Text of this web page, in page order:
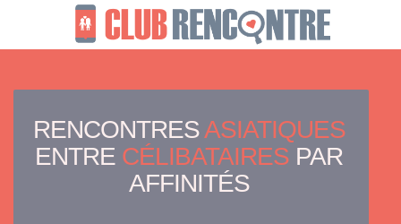
RENCONTRESASIATIQUES
ENTRE CÉLIBATAIRES PAR
AFFINITÉS